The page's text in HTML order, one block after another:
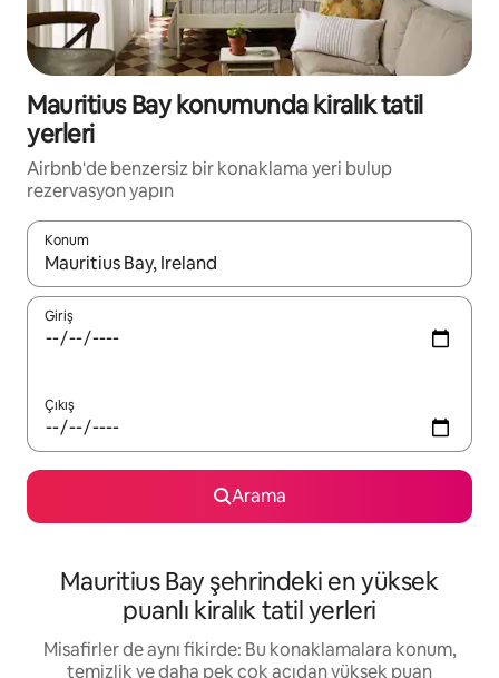
Mauritius Bay konumunda kiralık tatil
yerleri
Airbnb'de benzersiz bir konaklama yeri bulup
rezervasyon yapın
Konum
Sonuçlar kullanılabilir olduğunda yukarı ve aşağı oklarıyla
Giriş
Çıkış
Arama
Mauritius Bay şehrindeki en yüksek
puanlı kiralık tatil yerleri
Misafirler de aynı fikirde: Bu konaklamalara konum,
temizlik ve daha pek çok açıdan yüksek puan